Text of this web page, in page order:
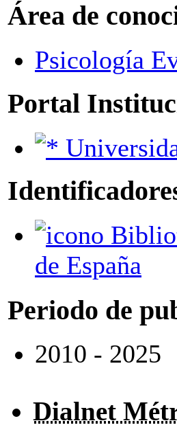
Área de
Psicología
Portal
de España
Periodo de
2010 - 2025
Dialnet